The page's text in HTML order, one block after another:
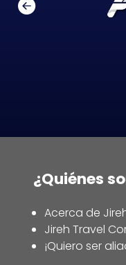
¿Quiénes
Acerca de
Jireh Travel
¡Quiero ser